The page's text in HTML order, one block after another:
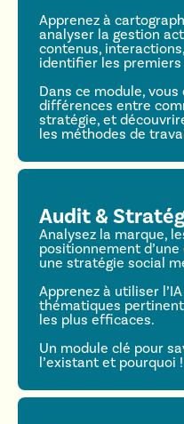
Apprenez à
analyser la gestion
contenus,
identifier les premiers
Dans ce module,
différences entre
stratégie, et
les méthodes de
Audit &
Analysez la marque,
positionnement
une stratégie social
Apprenez à utiliser
thématiques
les plus efficaces.
Un module clé pour
l’existant et pourquoi !